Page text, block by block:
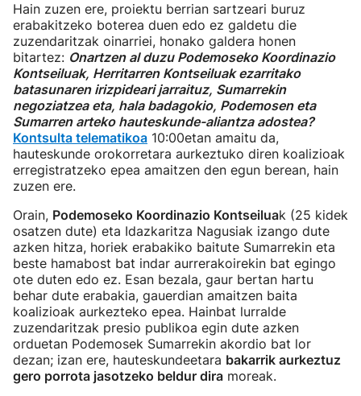
Hain zuzen ere, proiektu berrian sartzeari buruz
erabakitzeko boterea duen edo ez galdetu die
zuzendaritzak oinarriei, honako galdera honen
bitartez: Onartzen al duzu Podemoseko Koordinazio
Kontseiluak, Herritarren Kontseiluak ezarritako
batasunaren irizpideari jarraituz, Sumarrekin
negoziatzea eta, hala badagokio, Podemosen eta
Sumarren arteko hauteskunde-aliantza adostea?
Kontsulta telematikoa 10:00etan amaitu da,
hauteskunde orokorretara aurkeztuko diren koalizioak
erregistratzeko epea amaitzen den egun berean, hain
zuzen ere.
Orain, Podemoseko Koordinazio Kontseiluak (25 kidek
osatzen dute) eta Idazkaritza Nagusiak izango dute
azken hitza, horiek erabakiko baitute Sumarrekin eta
beste hamabost bat indar aurrerakoirekin bat egingo
ote duten edo ez. Esan bezala, gaur bertan hartu
behar dute erabakia, gauerdian amaitzen baita
koalizioak aurkezteko epea. Hainbat lurralde
zuzendaritzak presio publikoa egin dute azken
orduetan Podemosek Sumarrekin akordio bat lor
dezan; izan ere, hauteskundeetara bakarrik aurkeztuz
gero porrota jasotzeko beldur dira moreak.